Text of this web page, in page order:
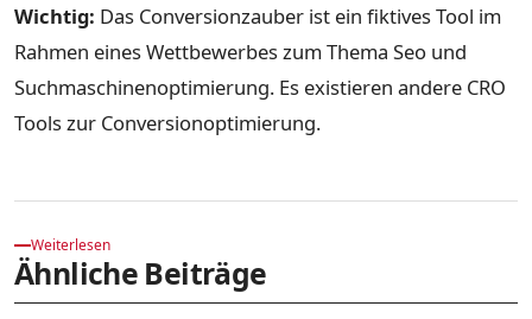
Wichtig: Das Conversionzauber ist ein fiktives Tool im
Rahmen eines Wettbewerbes zum Thema Seo und
Suchmaschinenoptimierung. Es existieren andere CRO
Tools zur Conversionoptimierung.
Weiterlesen
Ähnliche Beiträge